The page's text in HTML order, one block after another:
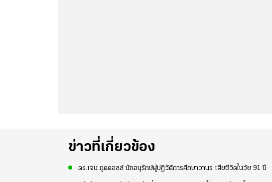
ข่าวที่เกี่ยวข้อง
ดร.เจน กูดดอลล์ นักอนุรักษ์ผู้ปฏิวัติการศึกษาวานร เสียชีวิตในวัย 91 ปี